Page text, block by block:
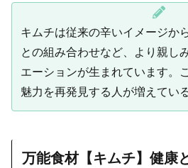
キムチは従来の辛いイメージか
との組み合わせなど、より親し
エーションが生まれています。
魅力を再発見する人が増えてい
万能食材【キムチ】健康